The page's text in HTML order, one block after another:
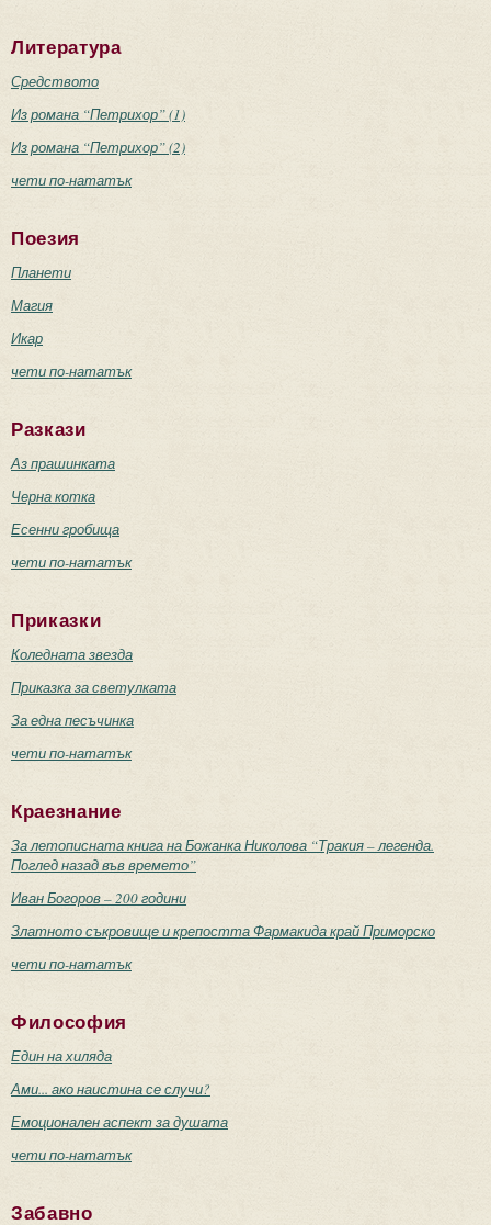
Литература
Средството
Из романа “Петрихор” (1)
Из романа “Петрихор” (2)
чети по-нататък
Поезия
Планети
Магия
Икар
чети по-нататък
Разкази
Аз прашинката
Черна котка
Есенни гробища
чети по-нататък
Приказки
Коледната звезда
Приказка за светулката
За една песъчинка
чети по-нататък
Краезнание
За летописната книга на Божанка Николова “Тракия – легенда.
Поглед назад във времето”
Иван Богоров – 200 години
Златното съкровище и крепостта Фармакида край Приморско
чети по-нататък
Философия
Един на хиляда
Ами... ако наистина се случи?
Емоционален аспект за душата
чети по-нататък
Забавно